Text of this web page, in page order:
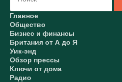
Главное
Общество
Бизнес и финансы
Британия от А до Я
Уик-энд
Обзор прессы
Ключи от дома
Радио